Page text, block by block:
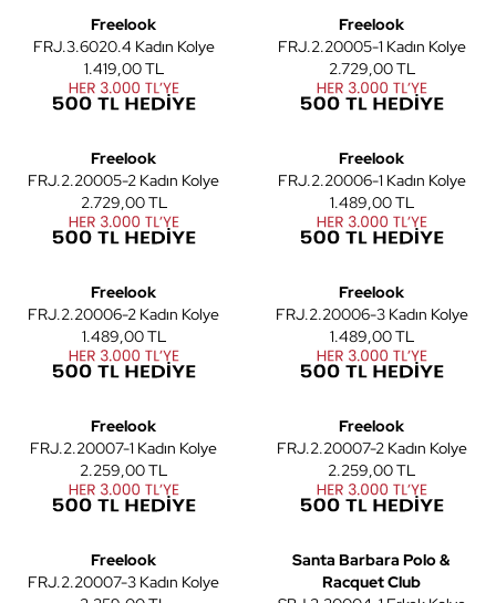
Freelook
FRJ.3.6020.4 Kadın Kolye
1.419,00 TL
Freelook
FRJ.2.20005-1 Kadın Kolye
2.729,00 TL
Freelook
FRJ.2.20005-2 Kadın Kolye
2.729,00 TL
Freelook
FRJ.2.20006-1 Kadın Kolye
1.489,00 TL
Freelook
FRJ.2.20006-2 Kadın Kolye
1.489,00 TL
Freelook
FRJ.2.20006-3 Kadın Kolye
1.489,00 TL
Freelook
FRJ.2.20007-1 Kadın Kolye
2.259,00 TL
Freelook
FRJ.2.20007-2 Kadın Kolye
2.259,00 TL
Freelook
FRJ.2.20007-3 Kadın Kolye
Santa Barbara Polo &
Racquet Club